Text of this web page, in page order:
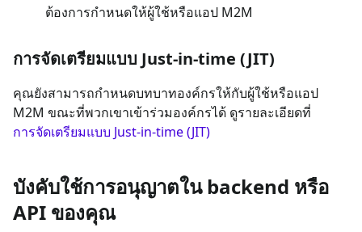
ต้องการกำหนดให้ผู้ใช้หรือแอป M2M
การจัดเตรียมแบบ Just-in-time (JIT)
คุณยังสามารถกำหนดบทบาทองค์กรให้กับผู้ใช้หรือแอป
M2M ขณะที่พวกเขาเข้าร่วมองค์กรได้ ดูรายละเอียดที่
การจัดเตรียมแบบ Just-in-time (JIT)
บังคับใช้การอนุญาตใน backend หรือ
API ของคุณ